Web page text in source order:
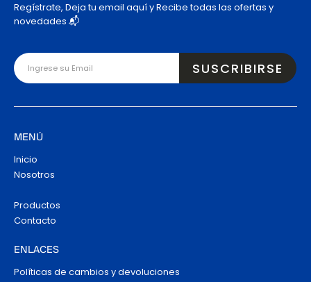
Regístrate, Deja tu email aquí y Recibe todas las ofertas y
novedades 📬
MENÚ
Inicio
Nosotros
Productos
Contacto
ENLACES
Políticas de cambios y devoluciones